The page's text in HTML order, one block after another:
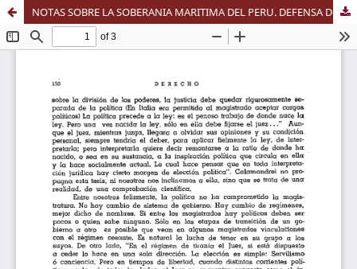
NOTAS SOBRE LA SOBERANIA MARITIMA DEL PERU. DEFENSA DE LAS 200 MILLAS DEL MAR PERUANO ANTE LAS RECIENTES TRANSGRESIONES por ENRIQUE GARCIA SAYAN. Lima, 1955.